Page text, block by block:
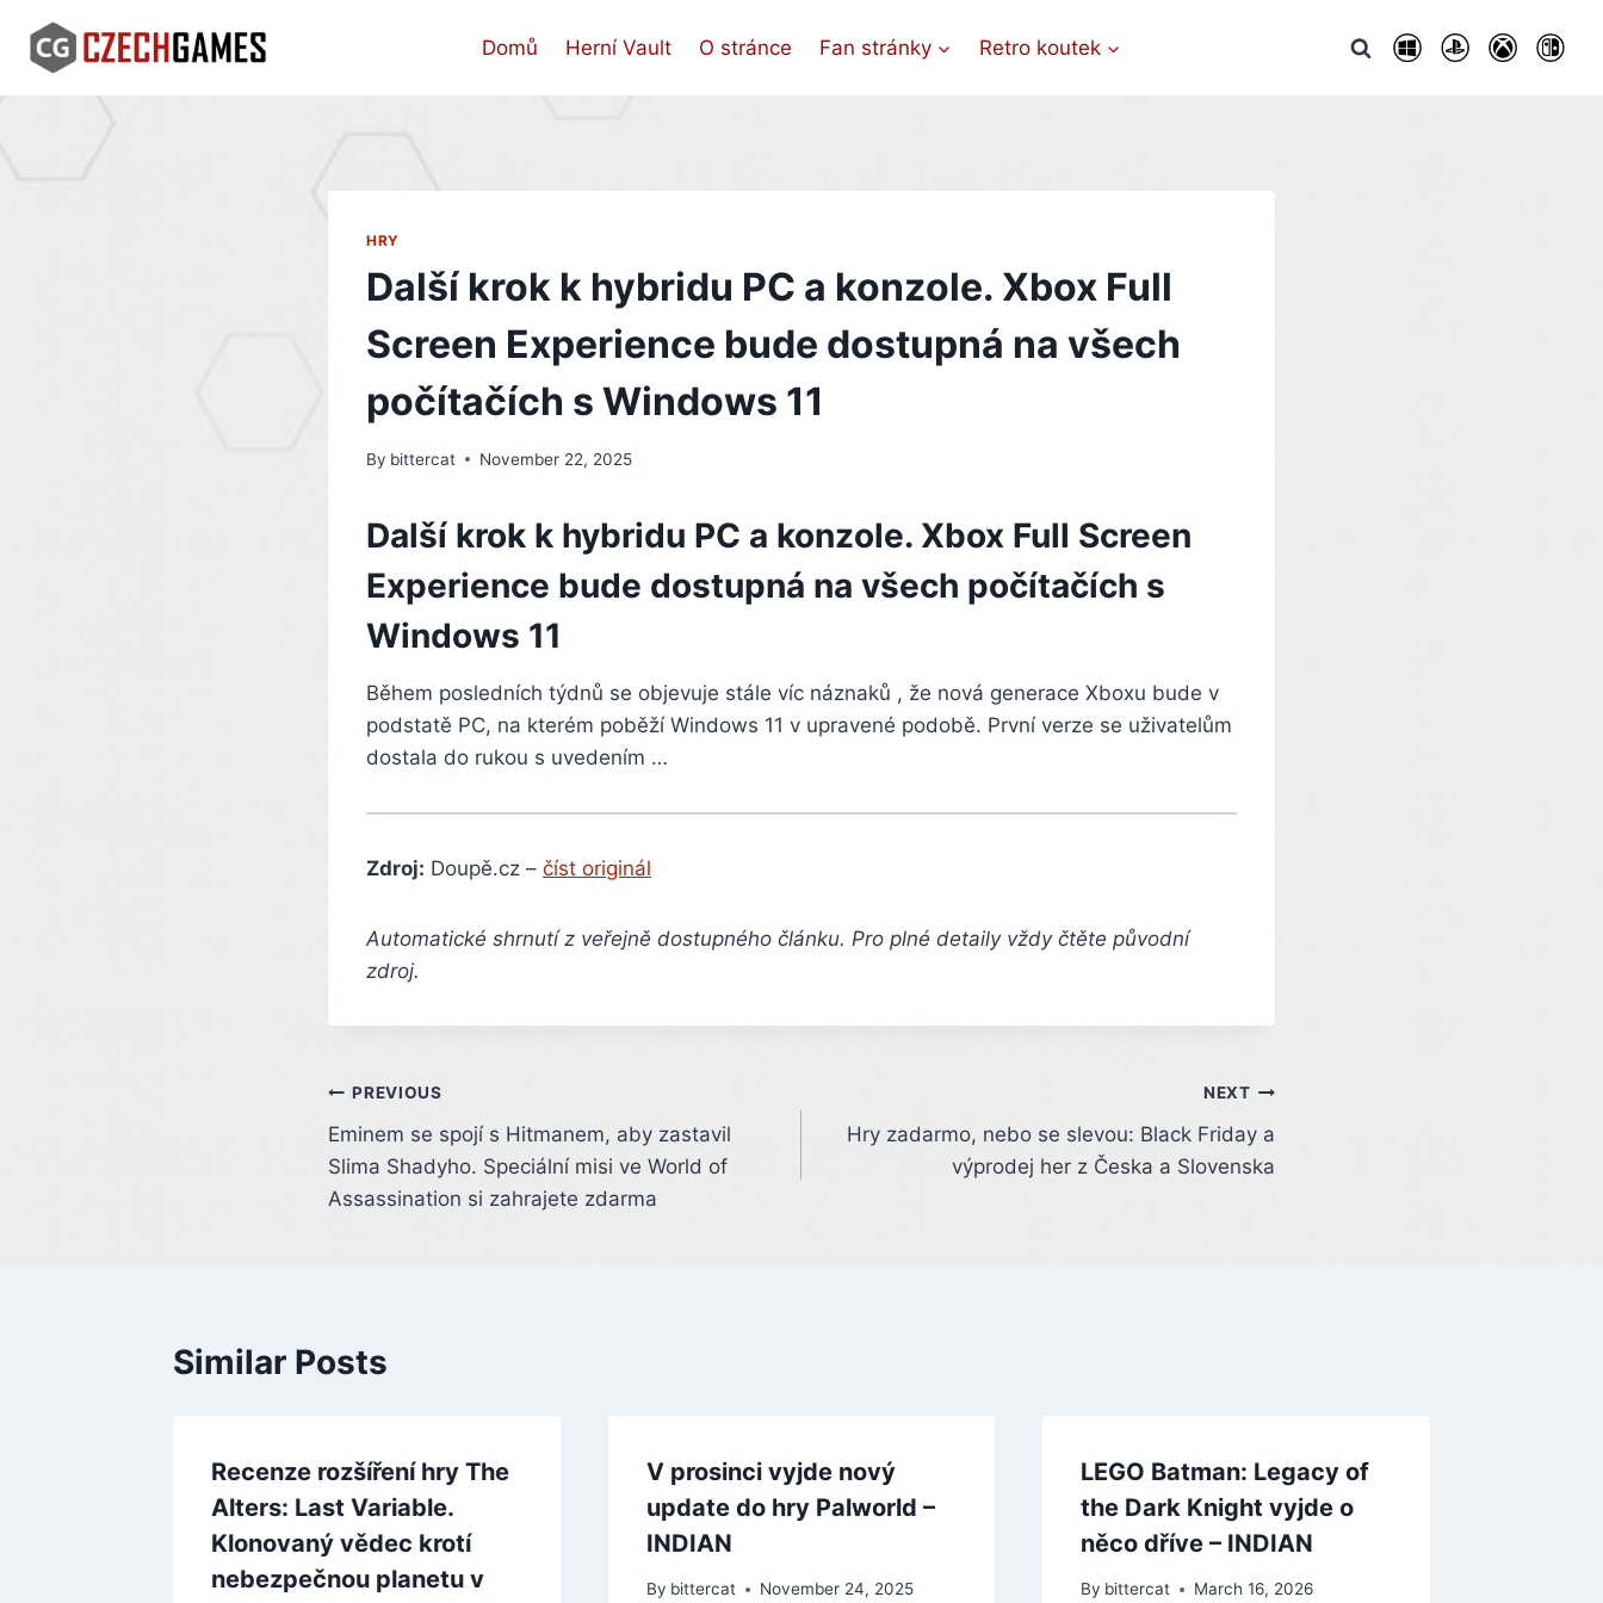
content
Domů Herní Vault O stránce Fan stránky Retro koutek
HRY
Další krok k hybridu PC a konzole. Xbox Full
Screen Experience bude dostupná na všech
počítačích s Windows 11
By bittercat November 22, 2025
Další krok k hybridu PC a konzole. Xbox Full Screen
Experience bude dostupná na všech počítačích s
Windows 11
Během posledních týdnů se objevuje stále víc náznaků , že nová generace Xboxu bude v
podstatě PC, na kterém poběží Windows 11 v upravené podobě. První verze se uživatelům
dostala do rukou s uvedením …
Zdroj: Doupě.cz – číst originál
Automatické shrnutí z veřejně dostupného článku. Pro plné detaily vždy čtěte původní
zdroj.
Post
navigation
PREVIOUS
Eminem se spojí s Hitmanem, aby zastavil
Slima Shadyho. Speciální misi ve World of
Assassination si zahrajete zdarma
NEXT
Hry zadarmo, nebo se slevou: Black Friday a
výprodej her z Česka a Slovenska
Similar Posts
Recenze rozšíření hry The
Alters: Last Variable.
Klonovaný vědec krotí
nebezpečnou planetu v
V prosinci vyjde nový
update do hry Palworld –
INDIAN
By bittercat November 24, 2025
LEGO Batman: Legacy of
the Dark Knight vyjde o
něco dříve – INDIAN
By bittercat March 16, 2026